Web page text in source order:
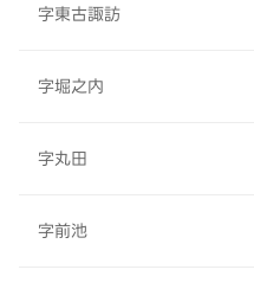
字東古諏訪
字堀之内
字丸田
字前池